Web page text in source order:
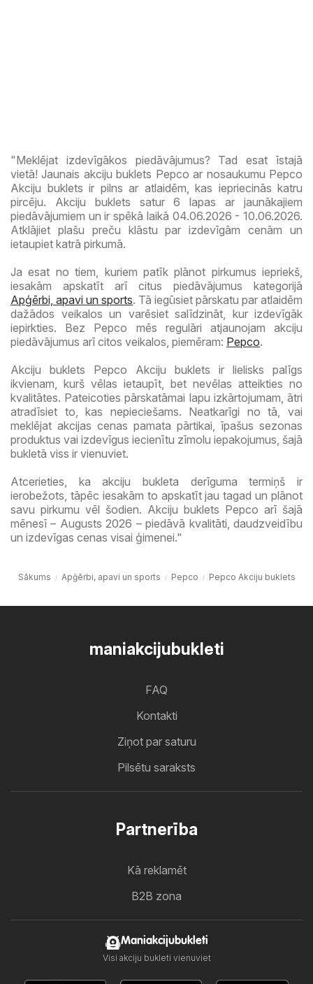
"Meklējat izdevīgākos piedāvājumus? Tad esat īstajā
vietā! Jaunais akciju buklets Pepco ar nosaukumu Pepco
Akciju buklets ir pilns ar atlaidēm, kas iepriecinās katru
pircēju. Akciju buklets satur 6 lapas ar jaunākajiem
piedāvājumiem un ir spēkā laikā 04.06.2026 - 10.06.2026.
Atklājiet plašu preču klāstu par izdevīgām cenām un
ietaupiet katrā pirkumā.
Ja esat no tiem, kuriem patīk plānot pirkumus iepriekš,
iesakām apskatīt arī citus piedāvājumus kategorijā
Apģērbi, apavi un sports. Tā iegūsiet pārskatu par atlaidēm
dažādos veikalos un varēsiet salīdzināt, kur izdevīgāk
iepirkties. Bez Pepco mēs regulāri atjaunojam akciju
piedāvājumus arī citos veikalos, piemēram: Pepco.
Akciju buklets Pepco Akciju buklets ir lielisks palīgs
ikvienam, kurš vēlas ietaupīt, bet nevēlas atteikties no
kvalitātes. Pateicoties pārskatāmai lapu izkārtojumam, ātri
atradīsiet to, kas nepieciešams. Neatkarīgi no tā, vai
meklējat akcijas cenas pamata pārtikai, īpašus sezonas
produktus vai izdevīgus iecienītu zīmolu iepakojumus, šajā
bukletā viss ir vienuviet.
Atcerieties, ka akciju bukleta derīguma termiņš ir
ierobežots, tāpēc iesakām to apskatīt jau tagad un plānot
savu pirkumu vēl šodien. Akciju buklets Pepco arī šajā
mēnesī – Augusts 2026 – piedāvā kvalitāti, daudzveidību
un izdevīgas cenas visai ģimenei."
Sākums Apģērbi, apavi un sports Pepco Pepco Akciju buklets
maniakcijubukleti
FAQ
Kontakti
Ziņot par saturu
Pilsētu saraksts
Partnerība
Kā reklamēt
B2B zona
Maniakcijubukleti
Visi akciju bukleti vienuviet